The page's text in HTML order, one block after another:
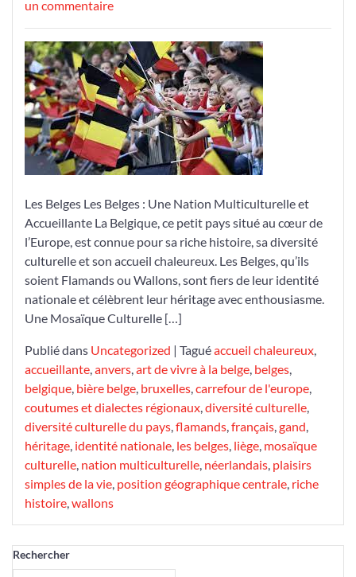
le
un commentairesur
Belges
:
Une
Nation
Multiculturelle
et
Accueillante
Les Belges Les Belges : Une Nation Multiculturelle et
Accueillante La Belgique, ce petit pays situé au cœur de
l’Europe, est connue pour sa riche histoire, sa diversité
culturelle et son accueil chaleureux. Les Belges, qu’ils
soient Flamands ou Wallons, sont fiers de leur identité
nationale et célèbrent leur héritage avec enthousiasme.
Une Mosaïque Culturelle […]
Publié dans Uncategorized | Taguéaccueil chaleureux,
accueillante,anvers,art de vivre à la belge, belges,
belgique, bière belge, bruxelles,carrefour de l'europe,
coutumes et dialectes régionaux,diversité culturelle,
diversité culturelle du pays,flamands,français,gand,
héritage, identité nationale, les belges, liège, mosaïque
culturelle, nation multiculturelle, néerlandais, plaisirs
simples de la vie, position géographique centrale, riche
histoire,wallons
Rechercher